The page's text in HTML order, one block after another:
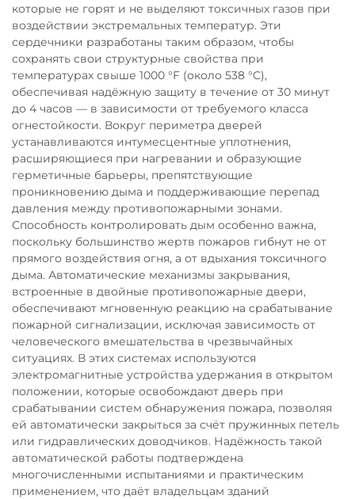
которые не горят и не выделяют токсичных газов при
воздействии экстремальных температур. Эти
сердечники разработаны таким образом, чтобы
сохранять свои структурные свойства при
температурах свыше 1000 °F (около 538 °C),
обеспечивая надёжную защиту в течение от 30 минут
до 4 часов — в зависимости от требуемого класса
огнестойкости. Вокруг периметра дверей
устанавливаются интумесцентные уплотнения,
расширяющиеся при нагревании и образующие
герметичные барьеры, препятствующие
проникновению дыма и поддерживающие перепад
давления между противопожарными зонами.
Способность контролировать дым особенно важна,
поскольку большинство жертв пожаров гибнут не от
прямого воздействия огня, а от вдыхания токсичного
дыма. Автоматические механизмы закрывания,
встроенные в двойные противопожарные двери,
обеспечивают мгновенную реакцию на срабатывание
пожарной сигнализации, исключая зависимость от
человеческого вмешательства в чрезвычайных
ситуациях. В этих системах используются
электромагнитные устройства удержания в открытом
положении, которые освобождают дверь при
срабатывании систем обнаружения пожара, позволяя
ей автоматически закрыться за счёт пружинных петель
или гидравлических доводчиков. Надёжность такой
автоматической работы подтверждена
многочисленными испытаниями и практическим
применением, что даёт владельцам зданий